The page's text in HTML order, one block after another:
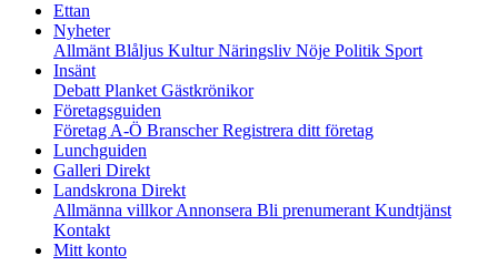
Ettan
Nyheter
Allmänt Blåljus KulturNäringsliv Nöje Politik Sport
Insänt
Debatt Planket Gästkrönikor
Företagsguiden
Företag A-Ö BranscherRegistrera ditt företag
Lunchguiden
Galleri Direkt
Landskrona Direkt
Allmänna villkorAnnonsera Bli prenumerant Kundtjänst
Kontakt
Mitt konto